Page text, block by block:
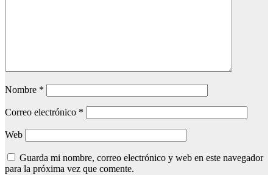
Nombre *
Correo electrónico *
Web
Guarda mi nombre, correo electrónico y web en este navegador
para la próxima vez que comente.